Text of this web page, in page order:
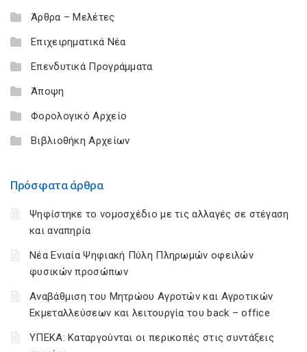
Άρθρα – Μελέτες
Επιχειρηματικά Νέα
Επενδυτικά Προγράμματα
Άποψη
Φορολογικό Αρχείο
Βιβλιοθήκη Αρχείων
Πρόσφατα άρθρα
Ψηφίστηκε το νομοσχέδιο με τις αλλαγές σε στέγαση
και αναπηρία
Νέα Ενιαία Ψηφιακή Πύλη Πληρωμών οφειλών
φυσικών προσώπων
Αναβάθμιση του Μητρώου Αγροτών και Αγροτικών
Εκμεταλλεύσεων και λειτουργία του back – office
ΥΠΕΚΑ: Καταργούνται οι περικοπές στις συντάξεις